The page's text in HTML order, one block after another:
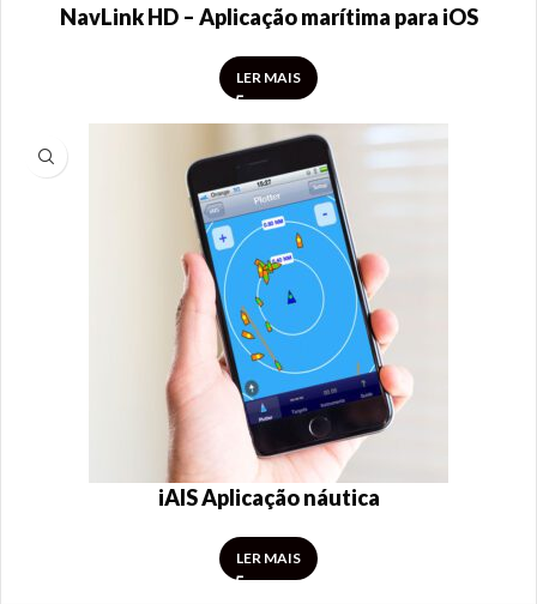
NavLink HD – Aplicação marítima para iOS
LER MAIS
iAIS Aplicação náutica
LER MAIS